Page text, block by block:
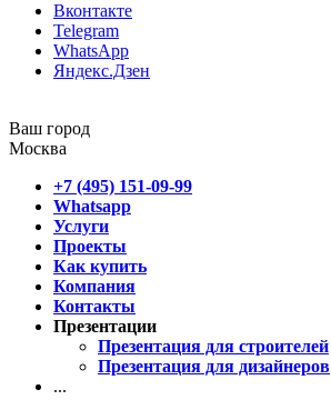
Вконтакте
Telegram
WhatsApp
Яндекс.Дзен
Ваш город
Москва
+7 (495) 151-09-99
Whatsapp
Услуги
Проекты
Как купить
Компания
Контакты
Презентации
Презентация для строителей
Презентация для дизайнеров
...